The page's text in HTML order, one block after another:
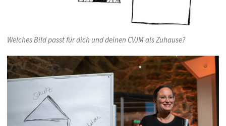
Welches Bild passt für dich und deinen CVJM als Zuhause?